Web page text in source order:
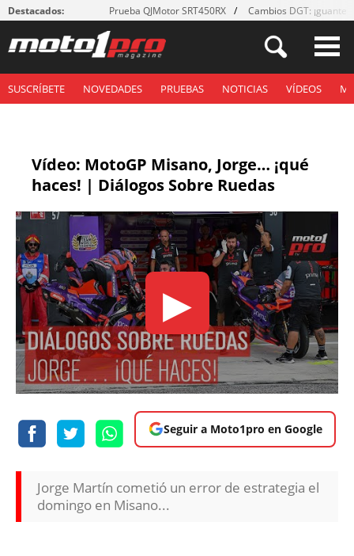
Destacados: Prueba QJMotor SRT450RX Cambios DGT: ¡guantes!
SUSCRÍBETE NOVEDADES PRUEBAS NOTICIAS VÍDEOS
Vídeo: MotoGP Misano, Jorge… ¡qué
haces! | Diálogos Sobre Ruedas
▶
Seguir a Moto1pro en Google
Jorge Martín cometió un error de estrategia el
domingo en Misano...